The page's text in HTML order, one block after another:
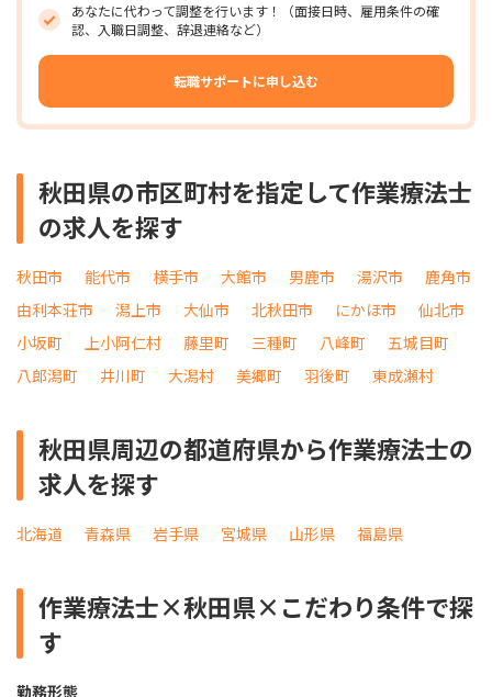
あなたに代わって調整を行います！（面接日時、雇用条件の確
認、入職日調整、辞退連絡など）
転職サポートに申し込む
秋田県の市区町村を指定して作業療法士
の求人を探す
秋田市 能代市 横手市 大館市 男鹿市 湯沢市
鹿角市
由利本荘市
潟上市 大仙市 北秋田市 にかほ市
仙北市
小坂町
上小阿仁村 藤里町 三種町 八峰町
五城目町
八郎潟町
井川町 大潟村 美郷町 羽後町 東成瀬村
秋田県周辺の都道府県から作業療法士の
求人を探す
北海道 青森県 岩手県 宮城県 山形県 福島県
作業療法士×秋田県×こだわり条件で探
す
勤務形態